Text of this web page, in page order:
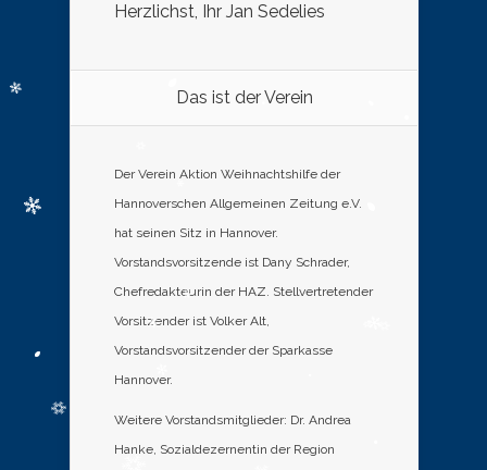
Herzlichst, Ihr Jan Sedelies
Das ist der Verein
Der Verein Aktion Weihnachtshilfe der
Hannoverschen Allgemeinen Zeitung e.V.
hat seinen Sitz in Hannover.
Vorstandsvorsitzende ist Dany Schrader,
Chefredakteurin der HAZ. Stellvertretender
Vorsitzender ist Volker Alt,
Vorstandsvorsitzender der Sparkasse
Hannover.
Weitere Vorstandsmitglieder: Dr. Andrea
Hanke, Sozialdezernentin der Region